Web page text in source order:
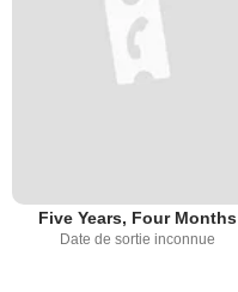
Five Years, Four Months
Date de sortie inconnue